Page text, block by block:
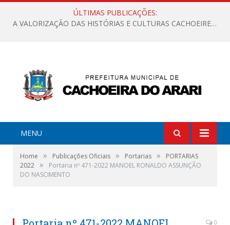
ÚLTIMAS PUBLICAÇÕES:
A VALORIZAÇÃO DAS HISTÓRIAS E CULTURAS CACHOEIRENSES
MENU
Home » Publicações Oficiais » Portarias »
PORTARIAS
2022 »
Portaria nº 471-2022 MANOEL RONALDO ASSUNÇÃO
DO NASCIMENTO
0